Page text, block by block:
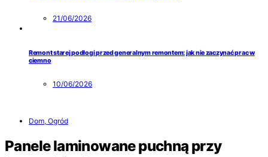
21/06/2026
Remont starej podłogi przed generalnym remontem: jak nie zaczynać prac w
ciemno
10/06/2026
Dom, Ogród
Panele laminowane puchną przy